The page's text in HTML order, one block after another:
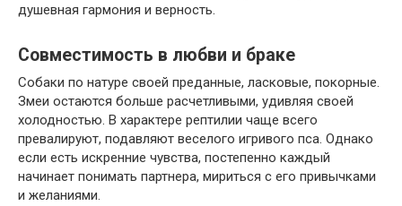
душевная гармония и верность.
Совместимость в любви и браке
Собаки по натуре своей преданные, ласковые, покорные.
Змеи остаются больше расчетливыми, удивляя своей
холодностью. В характере рептилии чаще всего
превалируют, подавляют веселого игривого пса. Однако
если есть искренние чувства, постепенно каждый
начинает понимать партнера, мириться с его привычками
и желаниями.